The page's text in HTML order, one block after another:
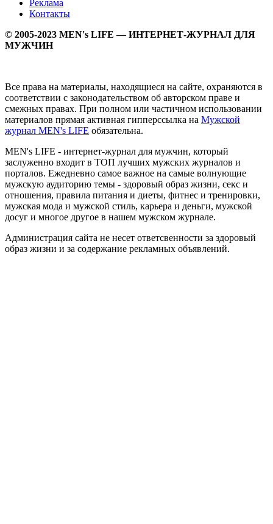
Реклама
Контакты
© 2005-2023 MEN's LIFE — ИНТЕРНЕТ-ЖУРНАЛ ДЛЯ
МУЖЧИН
Все права на материалы, находящиеся на сайте, охраняются в
соответствии с законодательством об авторском праве и
смежных правах. При полном или частичном использовании
материалов прямая активная гипперссылка на Мужской
журнал MEN's LIFE обязательна.
MEN's LIFE - интернет-журнал для мужчин, который
заслуженно входит в ТОП лучших мужских журналов и
порталов. Ежедневно самое важное на самые волнующие
мужскую аудиторию темы - здоровый образ жизни, секс и
отношения, правила питания и диеты, фитнес и тренировки,
мужская мода и мужской стиль, карьера и деньги, мужской
досуг и многое другое в нашем мужском журнале.
Администрация сайта не несет ответсвенности за здоровый
образ жизни и за содержание рекламных объявлений.